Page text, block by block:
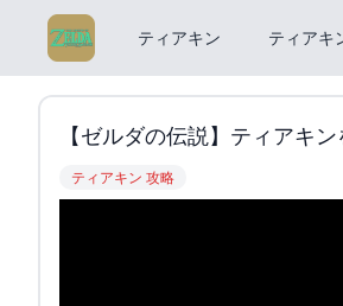
ティアキン ティアキ
【ゼルダの伝説】ティアキ
ティアキン 攻略